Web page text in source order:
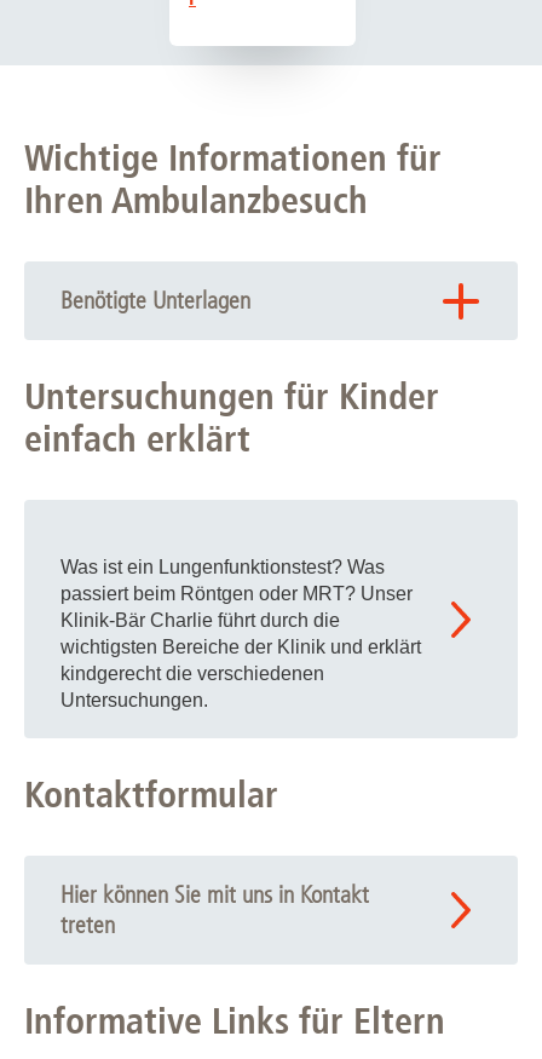
Wichtige Informationen für
Ihren Ambulanzbesuch
Benötigte Unterlagen
Überweisung an dieKinderpneumologie(für jedes
Quartal neu)
gelbes Heft/ Impfheft
ausgefüllten Fragebogen
Röntgenbilder falls vorhanden
Ergebnisse bereits durchgeführter
Lungenfunktionsuntersuchungen
Ergebniss bereits durchgeführter
erscheinen. Sollten Sie verhindert sein, bitten wir Sie den
Termin rechtzeitig abzusagen.
Untersuchungen für Kinder
einfach erklärt
Was ist ein Lungenfunktionstest? Was
passiert beim Röntgen oder MRT? Unser
Klinik-Bär Charlie führt durch die
wichtigsten Bereiche der Klinik und erklärt
kindgerecht die verschiedenen
Untersuchungen.
Kontaktformular
Hier können Sie mit uns in Kontakt
treten
Informative Links für Eltern